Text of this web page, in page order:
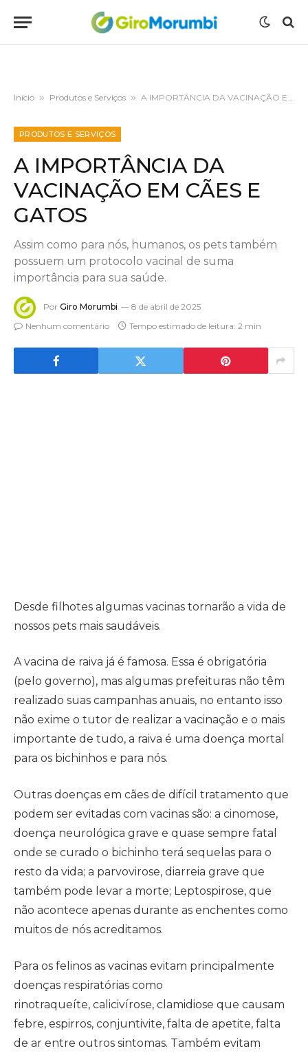
Início » Produtos e Serviços » A IMPORTÂNCIA DA VACINAÇÃO EM CÃES E GATOS
PRODUTOS E SERVIÇOS
A IMPORTÂNCIA DA
VACINAÇÃO EM CÃES E
GATOS
Assim como para nós, humanos, os pets também
possuem um protocolo vacinal de suma
importância para sua saúde.
Por Giro Morumbi
8 de abril de 2025
Nenhum comentário
Tempo estimado de leitura: 2 min
Desde filhotes algumas vacinas tornarão a vida de
nossos pets mais saudáveis.
A vacina de raiva já é famosa. Essa é obrigatória
(pelo governo), mas algumas prefeituras não têm
realizado suas campanhas anuais, no entanto isso
não exime o tutor de realizar a vacinação e o mais
importante de tudo, a raiva é uma doença mortal
para os bichinhos e para nós.
Outras doenças em cães de difícil tratamento que
podem ser evitadas com vacinas são: a cinomose,
doença neurológica grave e quase sempre fatal
onde se curado o bichinho terá sequelas para o
resto da vida; a parvovirose, diarreia grave que
também pode levar a morte; Leptospirose, que
não acontece apenas durante as enchentes como
muitos de nós acreditamos.
Para os felinos as vacinas evitam principalmente
doenças respiratórias como
rinotraqueíte, calicivírose, clamidiose que causam
febre, espirros, conjuntivite, falta de apetite, falta
de ar entre outros sintomas. Também evitam